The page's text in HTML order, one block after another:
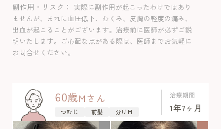
始しました。3ヶ月目で発毛効果を実感し
始めましたが半年目に体毛懸念で内服を
半量にして、体毛と髪の毛どちらをとる
か折り合いをつけれる状態になり内服治
めませんでした。
副作用・リスク
実際に副作用が起こったわけではあり
ませんが、まれに血圧低下、むくみ、皮膚の軽度の痛み、
出血が起こることがございます。治療前に医師が必ずご説
明いたします。ご心配な点がある際は、医師までお気軽に
お問合せください。
60歳Mさん
つむじ 前髪 分け目
治療期間
1年7ヶ月